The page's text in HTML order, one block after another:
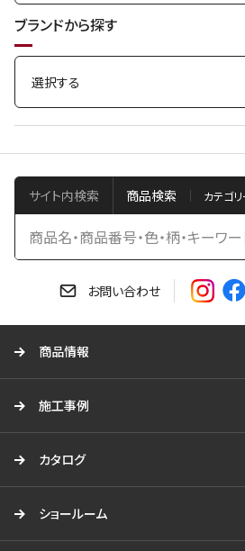
ブランドから探す
サイト内検索 商品検索
お問い合わせ
商品情報
施工事例
カタログ
ショールーム